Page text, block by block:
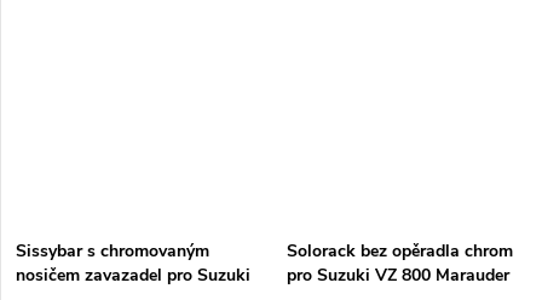
Sissybar s chromovaným
nosičem zavazadel pro Suzuki
Solorack bez opěradla chrom
pro Suzuki VZ 800 Marauder